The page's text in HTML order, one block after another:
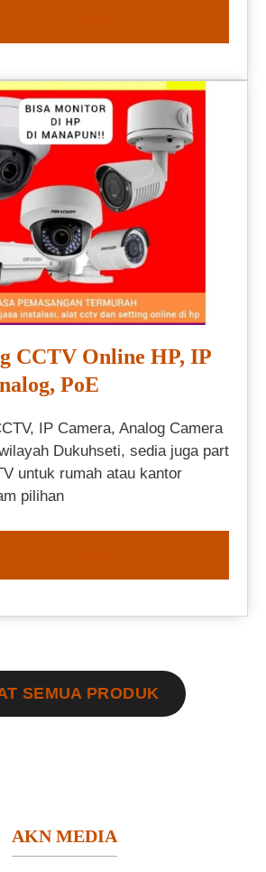
CCTV Online HP, IP
PoE
IP Camera, Analog Camera
Dukuhseti, sedia juga part
untuk rumah atau kantor
pilihan
SEMUA PRODUK
AKN MEDIA